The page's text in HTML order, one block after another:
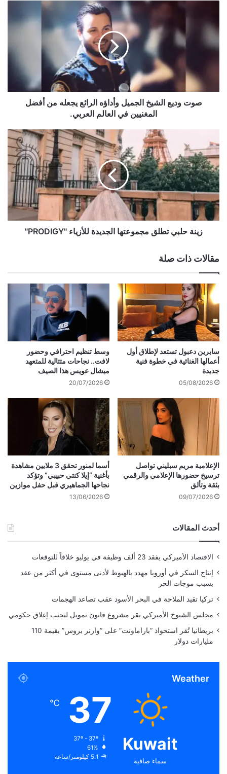
ت
د
ل
ل
ج
م
ي
ل
و
أ
د
ا
ل
ر
ئ
ع
ي
ج
ل
ه
م
أ
ض
ل
ا
ل
م
غ
ن
ي
ف
ل
ع
م
ا
ع
صوت وديع الشيخ الجميل وأداؤه الرائع يجعله من أفضل
المغنيين في العالم العربي.
ي
ن
ة
ح
ل
ب
ي
ت
م
ج
م
ع
ت
ه
ا
ل
ج
د
د
ل
ل
ز
ي
ا
ء
"
O
D
G
Y
زينة حلبي تطلق مجموعتها الجديدة للأزياء "PRODIGY"
مقالات ذات صلة
سابرين دعبول تستعد لإطلاق أول
أعمالها الغنائية في خطوة فنية
جديدة
05/08/2026
وسط تنظيم احترافي وحضور
لافت.. نجاحات متتالية للمتعهد
ميشال عويس هذا الصيف
20/07/2026
الإعلامية مريم سبليني تواصل
ترسيخ حضورها الإعلامي والرقمي
بثقة وتألق
09/07/2026
أسما لمنور تحقق 3 ملايين مشاهدة
بأغنية “إيلا كنتي حبيبي” وتؤكد
نجاحها الجماهيري قبل حفل موازين
13/06/2026
أحدث المقالات
الاقتصاد الأميركي يفقد 23 ألف وظيفة في يوليو خلافاً للتوقعات
إنتاج السكر في أوروبا مهدد بالهبوط لأدنى مستوى في أكثر من عقد
بسبب موجات الحر
تركيا تقيد الملاحة في البحر الأسود عقب تصاعد الهجمات
مجلس الشيوخ الأميركي يقر مشروع قانون تمويل لتجنب إغلاق حكومي
بريطانيا تُقر استحواذ “باراماونت” على “وارنر بروس” بقيمة 110
مليارات دولار
Weather
Kuwait
سماء صافية
37
℃
61%
5.1 كيلومتر/ساعة